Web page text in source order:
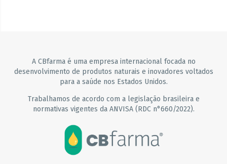
A CBfarma é uma empresa internacional focada no
desenvolvimento de produtos naturais e inovadores voltados
para a saúde nos Estados Unidos.
Trabalhamos de acordo com a legislação brasileira e
normativas vigentes da ANVISA (RDC n°660/2022).